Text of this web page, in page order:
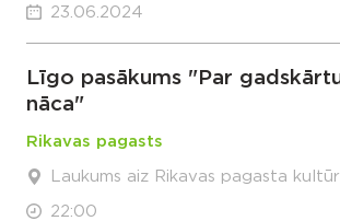
23.06.2024
Līgo pasākums "Par
nāca"
Rikavas pagasts
Laukums aiz Rikavas pagasta
22:00